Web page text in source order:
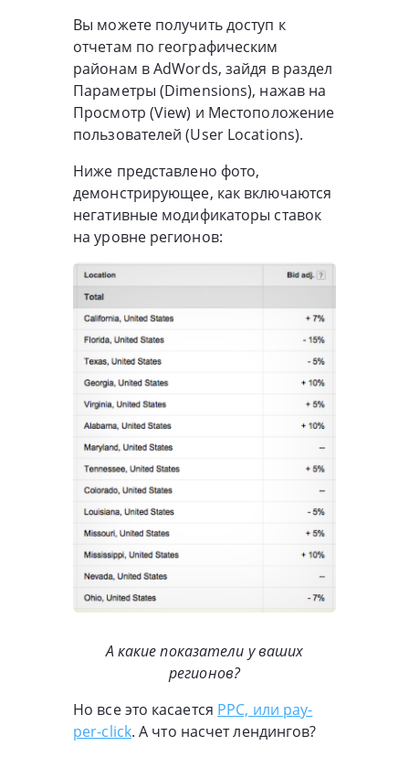
Вы можете получить доступ к
отчетам по географическим
районам в AdWords, зайдя в раздел
Параметры (Dimensions), нажав на
Просмотр (View) и Местоположение
пользователей (User Locations).
Ниже представлено фото,
демонстрирующее, как включаются
негативные модификаторы ставок
на уровне регионов:
А какие показатели у ваших
регионов?
Но все это касается PPC, или pay-
per-click. А что насчет лендингов?